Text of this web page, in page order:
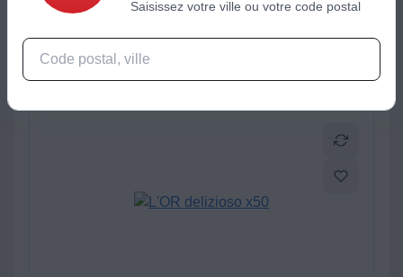
Saisissez votre ville ou votre code postal